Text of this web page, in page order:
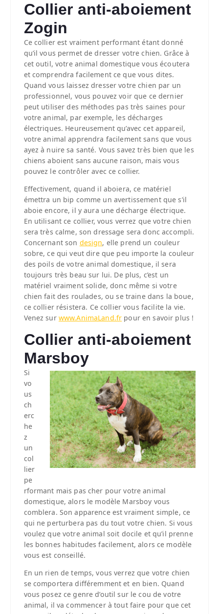
Collier anti-aboiement
Zogin
Ce collier est vraiment performant étant donné
qu’il vous permet de dresser votre chien. Grâce à
cet outil, votre animal domestique vous écoutera
et comprendra facilement ce que vous dites.
Quand vous laissez dresser votre chien par un
professionnel, vous pouvez voir que ce dernier
peut utiliser des méthodes pas très saines pour
votre animal, par exemple, les décharges
électriques. Heureusement qu’avec cet appareil,
votre animal apprendra facilement sans que vous
ayez à nuire sa santé. Vous savez très bien que les
chiens aboient sans aucune raison, mais vous
pouvez le contrôler avec ce collier.
Effectivement, quand il aboiera, ce matériel
émettra un bip comme un avertissement que s’il
aboie encore, il y aura une décharge électrique.
En utilisant ce collier, vous verrez que votre chien
sera très calme, son dressage sera donc accompli.
Concernant son design, elle prend un couleur
sobre, ce qui veut dire que peu importe la couleur
des poils de votre animal domestique, il sera
toujours très beau sur lui. De plus, c’est un
matériel vraiment solide, donc même si votre
chien fait des roulades, ou se traine dans la boue,
ce collier résistera. Ce collier vous facilite la vie.
Venez sur www.AnimaLand.fr pour en savoir plus !
Collier anti-aboiement
Marsboy
Si
vo
us
ch
erc
he
z
un
col
lier
pe
rformant mais pas cher pour votre animal
domestique, alors le modèle Marsboy vous
comblera. Son apparence est vraiment simple, ce
qui ne perturbera pas du tout votre chien. Si vous
voulez que votre animal soit docile et qu’il prenne
les bonnes habitudes facilement, alors ce modèle
vous est conseillé.
En un rien de temps, vous verrez que votre chien
se comportera différemment et en bien. Quand
vous posez ce genre d’outil sur le cou de votre
animal, il va commencer à tout faire pour que cet